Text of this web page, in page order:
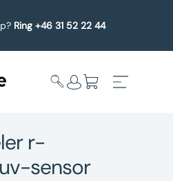
Ring +46 31 52 22 44
Affärsområden
sensor